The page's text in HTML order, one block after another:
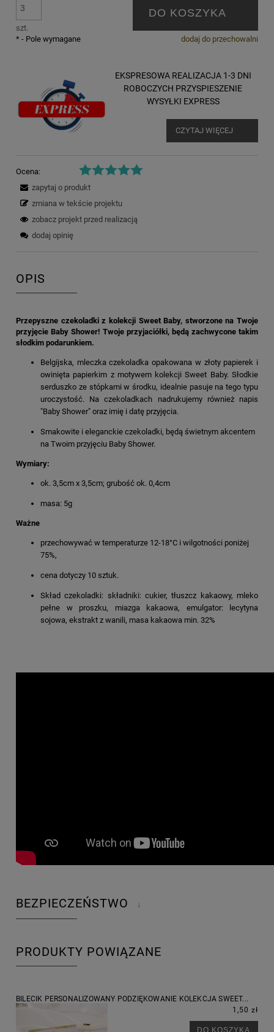
szt.
DO KOSZYKA
dodaj do przechowalni
* - Pole wymagane
EKSPRESOWA REALIZACJA 1-3 DNI
ROBOCZYCH PRZYSPIESZENIE
WYSYŁKI EXPRESS
CZYTAJ WIĘCEJ
Ocena:
zapytaj o produkt
zmiana w tekście projektu
zobacz projekt przed realizacją
dodaj opinię
OPIS
Przepyszne czekoladki z kolekcji Sweet Baby, stworzone na Twoje
przyjęcie Baby Shower! Twoje przyjaciółki, będą zachwycone takim
słodkim podarunkiem.
Belgijska, mleczka czekoladka opakowana w złoty papierek i
owinięta papierkim z motywem kolekcji Sweet Baby. Słodkie
serduszko ze stópkami w środku, idealnie pasuje na tego typu
uroczystość. Na czekoladkach nadrukujemy również napis
"Baby Shower" oraz imię i datę przyjęcia.
Smakowite i eleganckie czekoladki, będą świetnym akcentem
na Twoim przyjęciu Baby Shower.
Wymiary:
ok. 3,5cm x 3,5cm; grubość ok. 0,4cm
masa: 5g
Ważne
przechowywać w temperaturze 12-18°C i wilgotności poniżej
75%,
cena dotyczy 10 sztuk.
Skład czekoladki: składniki: cukier, tłuszcz kakaowy, mleko
pełne w proszku, miazga kakaowa, emulgator: lecytyna
sojowa, ekstrakt z wanili, masa kakaowa min. 32%
BEZPIECZEŃSTWO ↓
PRODUKTY POWIĄZANE
BILECIK PERSONALIZOWANY PODZIĘKOWANIE KOLEKCJA SWEET...
1,50 zł
DO KOSZYKA